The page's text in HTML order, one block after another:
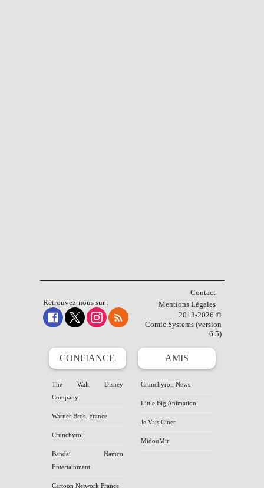
Retrouvez-nous sur :
Contact
Mentions Légales
2013-2026 ©
Comic.Systems (version
6.5)
CONFIANCE
The Walt Disney
Company
Warner Bros. France
Crunchyroll
Bandai Namco
Entertainment
Cartoon Network France
AMIS
Crunchyroll News
Little Big Animation
Je Vais Ciner
MidouMir